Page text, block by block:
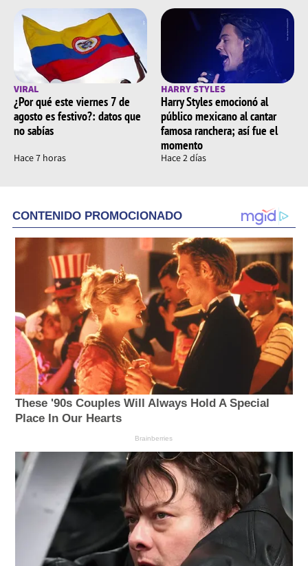
VIRAL
¿Por qué este viernes 7 de
agosto es festivo?: datos que
no sabías
Hace 7 horas
HARRY STYLES
Harry Styles emocionó al
público mexicano al cantar
famosa ranchera; así fue el
momento
Hace 2 días